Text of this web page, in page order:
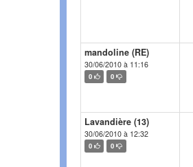
mandoline (RE)
30/06/2010 à 11:16
0 0
Lavandière (13)
30/06/2010 à 12:32
0 0